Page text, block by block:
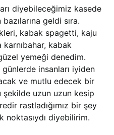
diyebileceğimiz kasede
geldi sıra.
kabak spagetti, kaju
kabak
yemeği denedim.
insanları iyiden
ve mutlu edecek bir
şekilde uzun uzun kesip
rastladığımız bir şey
noktasıydı diyebilirim.